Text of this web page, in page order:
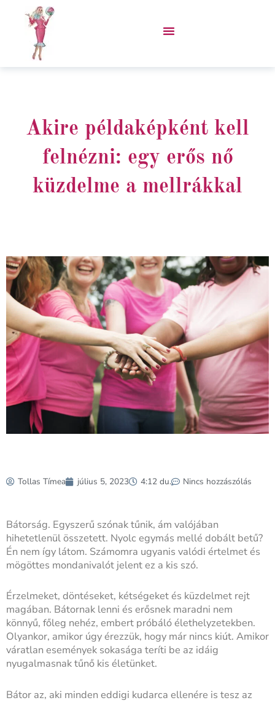
Akire példaképként kell
felnézni: egy erős nő
küzdelme a mellrákkal
Tollas Tímea július 5, 2023 4:12 du. Nincs hozzászólás
Bátorság. Egyszerű szónak tűnik, ám valójában
hihetetlenül összetett. Nyolc egymás mellé dobált betű?
Én nem így látom. Számomra ugyanis valódi értelmet és
mögöttes mondanivalót jelent ez a kis szó.
Érzelmeket, döntéseket, kétségeket és küzdelmet rejt
magában. Bátornak lenni és erősnek maradni nem
könnyű, főleg nehéz, embert próbáló élethelyzetekben.
Olyankor, amikor úgy érezzük, hogy már nincs kiút. Amikor
váratlan események sokasága teríti be az idáig
nyugalmasnak tűnő kis életünket.
Bátor az, aki minden eddigi kudarca ellenére is tesz az